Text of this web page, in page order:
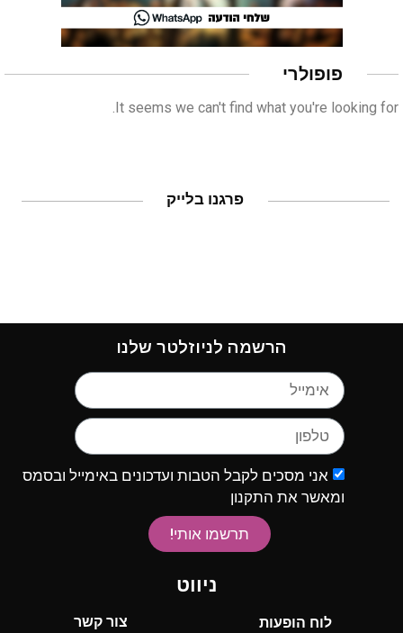
פופולרי
It seems we can't find what you're looking for.
פרגנו בלייק
הרשמה לניוזלטר שלנו
אני מסכים לקבל הטבות ועדכונים באימייל ובסמס
ומאשר את התקנון
תרשמו אותי!
ניווט
לוח הופעות צור קשר